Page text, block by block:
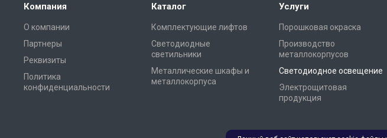
Компания
О компании
Партнеры
Реквизиты
Политика
конфиденциальности
Каталог
Комплектующие лифтов
Светодиодные
светильники
Металлические шкафы и
металлокорпуса
Услуги
Порошковая окраска
Производство
металлокорпусов
Светодиодное освещение
Электрощитовая
продукция